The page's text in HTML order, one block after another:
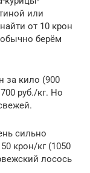
или
от 10 крон
берём
за кило (900
руб./кг. Но
сильно
крон/кг (1050
лосось